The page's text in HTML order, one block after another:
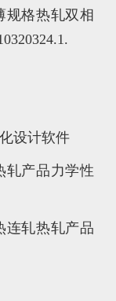
规格热轧双相
设计软件
轧产品力学性
连轧热轧产品